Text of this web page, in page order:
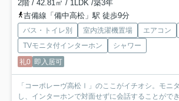
2階 / 42.81㎡ / 1LDK /築3年
吉備線「備中高松」駅 徒歩9分
バス・トイレ別 室内洗濯機置場 エアコン
TVモニタ付インターホン
シャワー
礼0 即入居可
「コーポレーヴ高松Ⅰ」のここがイチオシ。モニ
し、インターホンで対面せずに会話することがで